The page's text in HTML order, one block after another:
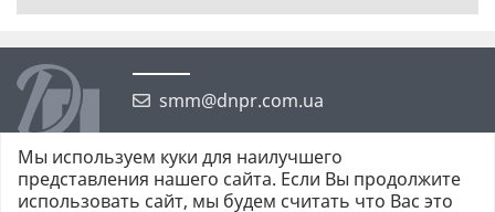
smm@dnpr.com.ua
Мы используем куки для наилучшего
представления нашего сайта. Если Вы продолжите
использовать сайт, мы будем считать что Вас это